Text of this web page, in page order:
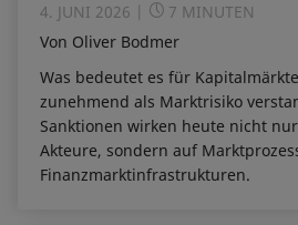
4. JUNI 2026
7 MINUTEN
Von Oliver Bodmer
Was bedeutet es für
zunehmend als Marktrisiko
Sanktionen wirken heute nicht
Akteure, sondern auf
Finanzmarktinfrastrukturen.